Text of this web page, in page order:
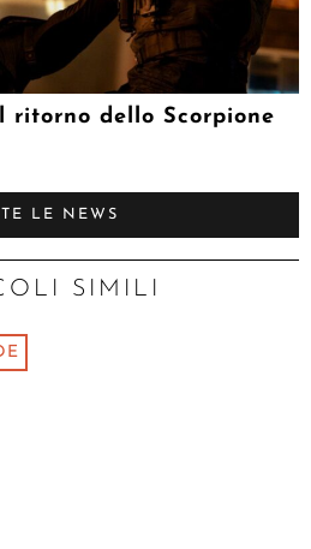
ritorno dello Scorpione
LE NEWS
SIMILI